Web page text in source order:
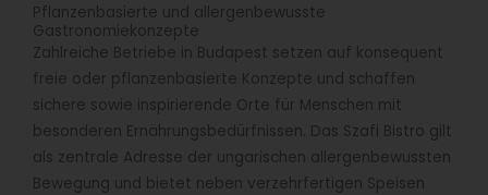
Pflanzenbasierte und allergenbewusste
Gastronomiekonzepte
Zahlreiche Betriebe in Budapest setzen auf konsequent
freie oder pflanzenbasierte Konzepte und schaffen
sichere sowie inspirierende Orte für Menschen mit
besonderen Ernährungsbedürfnissen. Das Szafi Bistro gilt
als zentrale Adresse der ungarischen allergenbewussten
Bewegung und bietet neben verzehrfertigen Speisen